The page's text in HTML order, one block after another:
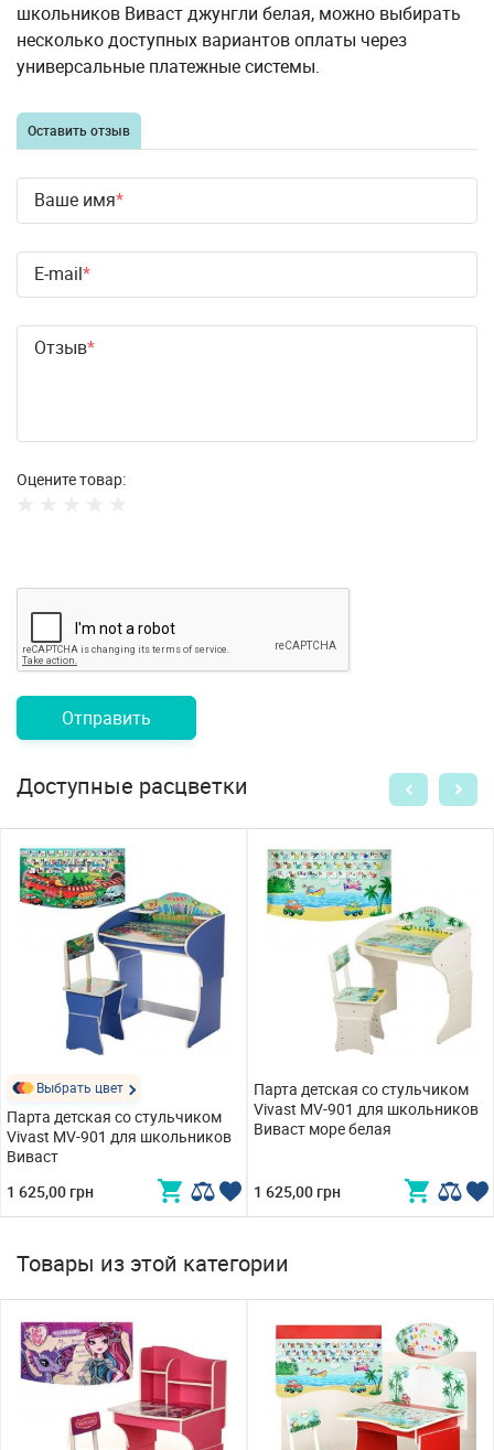
школьников Виваст джунгли белая, можно выбирать
несколько доступных вариантов оплаты через
универсальные платежные системы.
Оставить отзыв
Ваше имя
E-mail
Отзыв
Оцените товар:
Отправить
Доступные расцветки
Выбрать цвет
Парта детская со стульчиком
Vivast MV-901 для школьников
Виваст
1 625,00 грн
Парта детская со стульчиком
Vivast MV-901 для школьников
Виваст море белая
1 625,00 грн
Товары из этой категории